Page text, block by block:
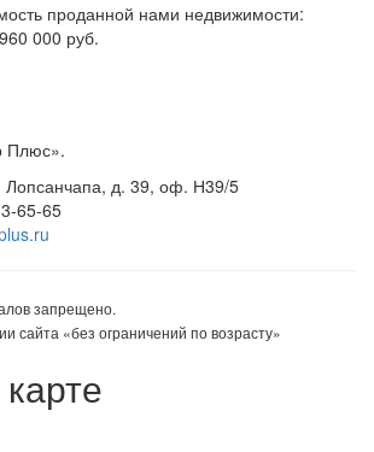
проданной нами недвижимости:
000 руб.
Плюс».
Лопсанчапа, д. 39, оф. Н39/5
65-65
запрещено.
сайта «без ограничений по возрасту»